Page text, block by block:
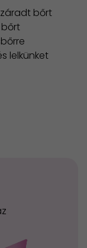
bőrt
lelkünket